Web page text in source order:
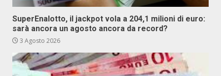
SuperEnalotto, il jackpot vola a 204,1 milioni di euro:
sarà ancora un agosto ancora da record?
3 Agosto 2026